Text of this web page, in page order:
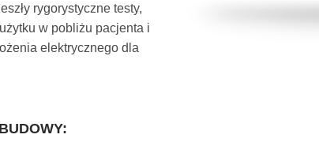
rygorystyczne testy,
w pobliżu pacjenta i
elektrycznego dla